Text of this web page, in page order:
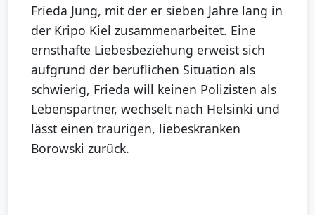
Frieda Jung, mit der er sieben Jahre lang in
der Kripo Kiel zusammenarbeitet. Eine
ernsthafte Liebesbeziehung erweist sich
aufgrund der beruflichen Situation als
schwierig, Frieda will keinen Polizisten als
Lebenspartner, wechselt nach Helsinki und
lässt einen traurigen, liebeskranken
Borowski zurück.